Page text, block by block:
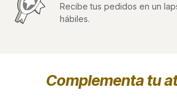
Recibe tus pedidos en un
hábiles.
Complementa tu